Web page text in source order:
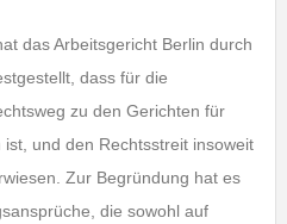
das Arbeitsgericht Berlin durch
dass für die
zu den Gerichten für
und den Rechtsstreit insoweit
Zur Begründung hat es
die sowohl auf